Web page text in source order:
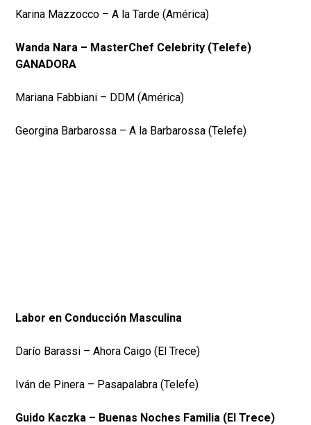
Karina Mazzocco – A la Tarde (América)
Wanda Nara – MasterChef Celebrity (Telefe)
GANADORA
Mariana Fabbiani – DDM (América)
Georgina Barbarossa – A la Barbarossa (Telefe)
Labor en Conducción Masculina
Darío Barassi – Ahora Caigo (El Trece)
Iván de Pinera – Pasapalabra (Telefe)
Guido Kaczka – Buenas Noches Familia (El Trece)